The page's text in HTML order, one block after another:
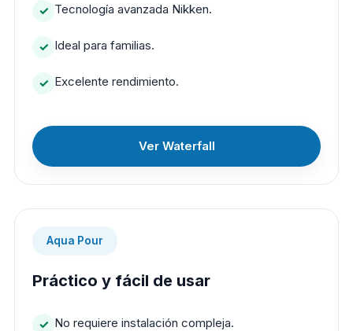
Tecnología avanzada Nikken.
Ideal para familias.
Excelente rendimiento.
Ver Waterfall
Aqua Pour
Práctico y fácil de usar
No requiere instalación compleja.